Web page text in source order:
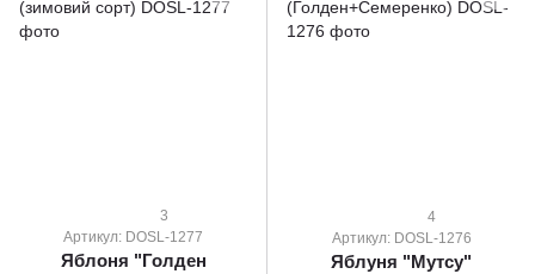
3
Артикул: DOSL-1277
Яблоня "Голден
4
Артикул: DOSL-1276
Яблуня "Мутсу"